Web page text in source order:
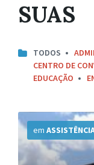
SUAS
TODOS
CENTRO DE
EDUCAÇÃO
em
Mais
Informações